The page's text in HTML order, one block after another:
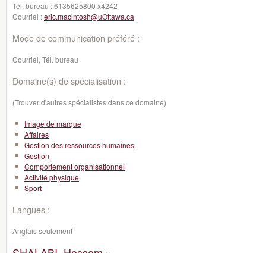
Tél. bureau :6135625800 x4242
Courriel :eric.macintosh@uOttawa.ca
Mode de communication préféré :
Courriel, Tél. bureau
Domaine(s) de spécialisation :
(Trouver d'autres spécialistes dans ce domaine)
Image de marque
Affaires
Gestion des ressources humaines
Gestion
Comportement organisationnel
Activité physique
Sport
Langues :
Anglais seulement